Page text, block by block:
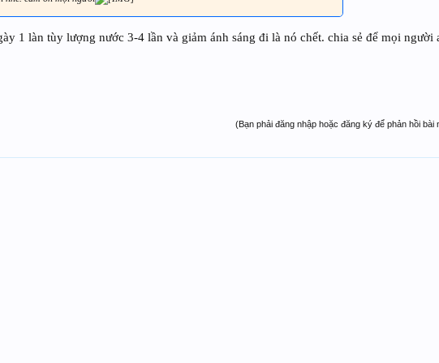
1 làn tùy lượng nước 3-4 lần và giảm ánh sáng đi là nó chết. chia sẻ để mọi người
(Bạn phải đăng nhập hoặc đăng ký để phản hồi bài